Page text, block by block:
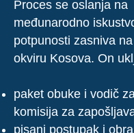
Proces se oslanja na
međunarodno
potpunosti zasniva
okviru Kosova. On
paket obuke i vodič
komisija za
pisani postupak i